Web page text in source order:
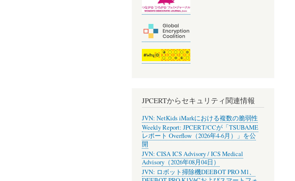
JPCERTからセキュリティ関連情報
JVN: NetKids iMarkにおける複数の脆弱性
Weekly Report: JPCERT/CCが「TSUBAME
レポート Overflow（2026年4-6月）」を公
開
JVN: CISA ICS Advisory / ICS Medical
Advisory（2026年08月04日）
JVN: ロボット掃除機DEEBOT PRO M1、